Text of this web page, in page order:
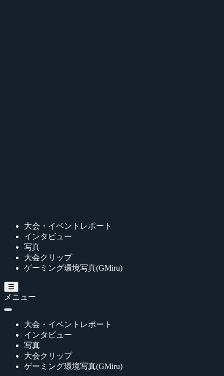
大会・イベントレポート
インタビュー
写真
大会クリップ
ゲーミング環境写真(GMiru)
メニュー
大会・イベントレポート
インタビュー
写真
大会クリップ
ゲーミング環境写真(GMiru)